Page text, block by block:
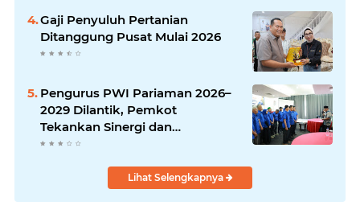
Gaji Penyuluh Pertanian
Ditanggung Pusat Mulai 2026
Pengurus PWI Pariaman 2026–
2029 Dilantik, Pemkot
Tekankan Sinergi dan
Profesionalisme Pers
Lihat Selengkapnya